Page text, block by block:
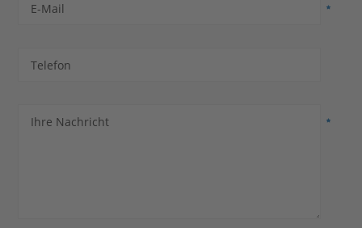
E-Mail
Telefon
Ihre Nachricht